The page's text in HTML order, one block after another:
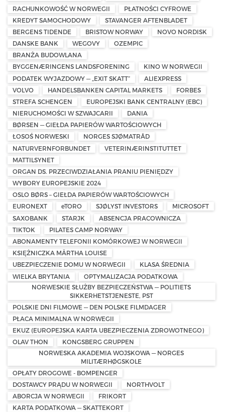
RACHUNKOWOŚĆ W NORWEGII
PŁATNOŚCI CYFROWE
KREDYT SAMOCHODOWY
STAVANGER AFTENBLADET
BERGENS TIDENDE
BRISTOW NORWAY
NOVO NORDISK
DANSKE BANK
WEGOVY
OZEMPIC
BRANŻA BUDOWLANA
BYGGENÆRINGENS LANDSFORENING
KINO W NORWEGII
PODATEK WYJAZDOWY — „EXIT SKATT”
ALIEXPRESS
VOLVO
HANDELSBANKEN CAPITAL MARKETS
FORBES
STREFA SCHENGEN
EUROPEJSKI BANK CENTRALNY (EBC)
NIERUCHOMOŚCI W SZWAJCARII
DANIA
BØRSEN — GIEŁDA PAPIERÓW WARTOŚCIOWYCH
ŁOSOŚ NORWESKI
NORGES SJØMATRÅD
NATURVERNFORBUNDET
VETERINÆRINSTITUTTET
MATTILSYNET
ORGAN DS. PRZECIWDZIAŁANIA PRANIU PIENIĘDZY
WYBORY EUROPEJSKIE 2024
OSLO BØRS – GIEŁDA PAPIERÓW WARTOŚCIOWYCH
EURONEXT
eTORO SJØLYST INVESTORS
MICROSOFT
SAXOBANK
STARJK
ABSENCJA PRACOWNICZA
TIKTOK
PILATES CAMP NORWAY
ABONAMENTY TELEFONII KOMÓRKOWEJ W NORWEGII
KSIĘŻNICZKA MÄRTHA LOUISE
UBEZPIECZENIE DOMU W NORWEGII
KLASA ŚREDNIA
WIELKA BRYTANIA
OPTYMALIZACJA PODATKOWA
NORWESKIE SŁUŻBY BEZPIECZEŃSTWA — POLITIETS
SIKKERHETSTJENESTE, PST
POLSKIE DNI FILMOWE — DEN POLSKE FILMDAGER
PŁACA MINIMALNA W NORWEGII
EKUZ (EUROPEJSKA KARTA UBEZPIECZENIA ZDROWOTNEGO)
OLAV THON
KONGSBERG GRUPPEN
NORWESKA AKADEMIA WOJSKOWA — NORGES
MILITÆRHØGSKOLE
OPŁATY DROGOWE - BOMPENGER
DOSTAWCY PRĄDU W NORWEGII
NORTHVOLT
ABORCJA W NORWEGII
FRIKORT
KARTA PODATKOWA — SKATTEKORT